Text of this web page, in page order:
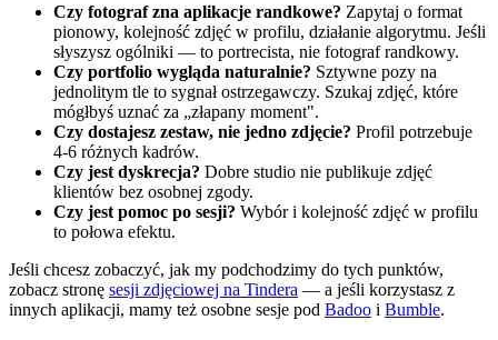
Czy fotograf zna aplikacje randkowe? Zapytaj o format
pionowy, kolejność zdjęć w profilu, działanie algorytmu. Jeśli
słyszysz ogólniki — to portrecista, nie fotograf randkowy.
Czy portfolio wygląda naturalnie? Sztywne pozy na
jednolitym tle to sygnał ostrzegawczy. Szukaj zdjęć, które
mógłbyś uznać za „złapany moment".
Czy dostajesz zestaw, nie jedno zdjęcie? Profil potrzebuje
4-6 różnych kadrów.
Czy jest dyskrecja? Dobre studio nie publikuje zdjęć
klientów bez osobnej zgody.
Czy jest pomoc po sesji? Wybór i kolejność zdjęć w profilu
to połowa efektu.
Jeśli chcesz zobaczyć, jak my podchodzimy do tych punktów,
zobacz stronę sesji zdjęciowej na Tindera — a jeśli korzystasz z
innych aplikacji, mamy też osobne sesje pod Badoo i Bumble.